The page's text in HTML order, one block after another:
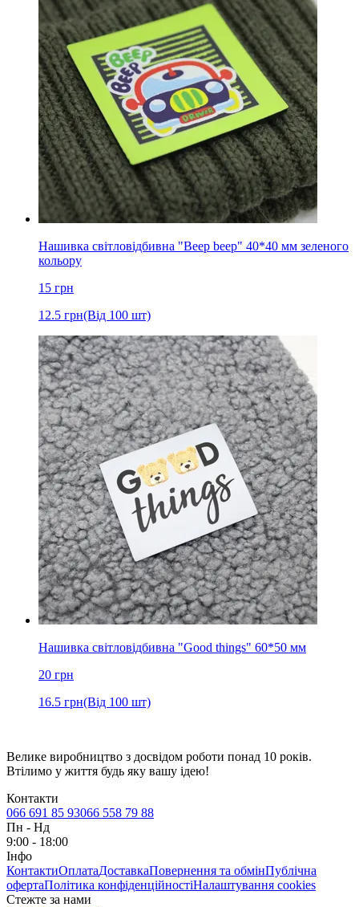
Нашивка світловідбивна "Beep beep" 40*40 мм зеленого
кольору
15 грн
12.5 грн(Від 100 шт)
Нашивка світловідбивна "Good things" 60*50 мм
20 грн
16.5 грн(Від 100 шт)
Велике виробництво з досвідом роботи понад 10 років.
Втілимо у життя будь яку вашу ідею!
Контакти
066 691 85 93066 558 79 88
Пн - Нд
9:00 - 18:00
Інфо
КонтактиОплатаДоставкаПовернення та обмінПублічна
офертаПолітика конфіденційностіНалаштування cookies
Стежте за нами